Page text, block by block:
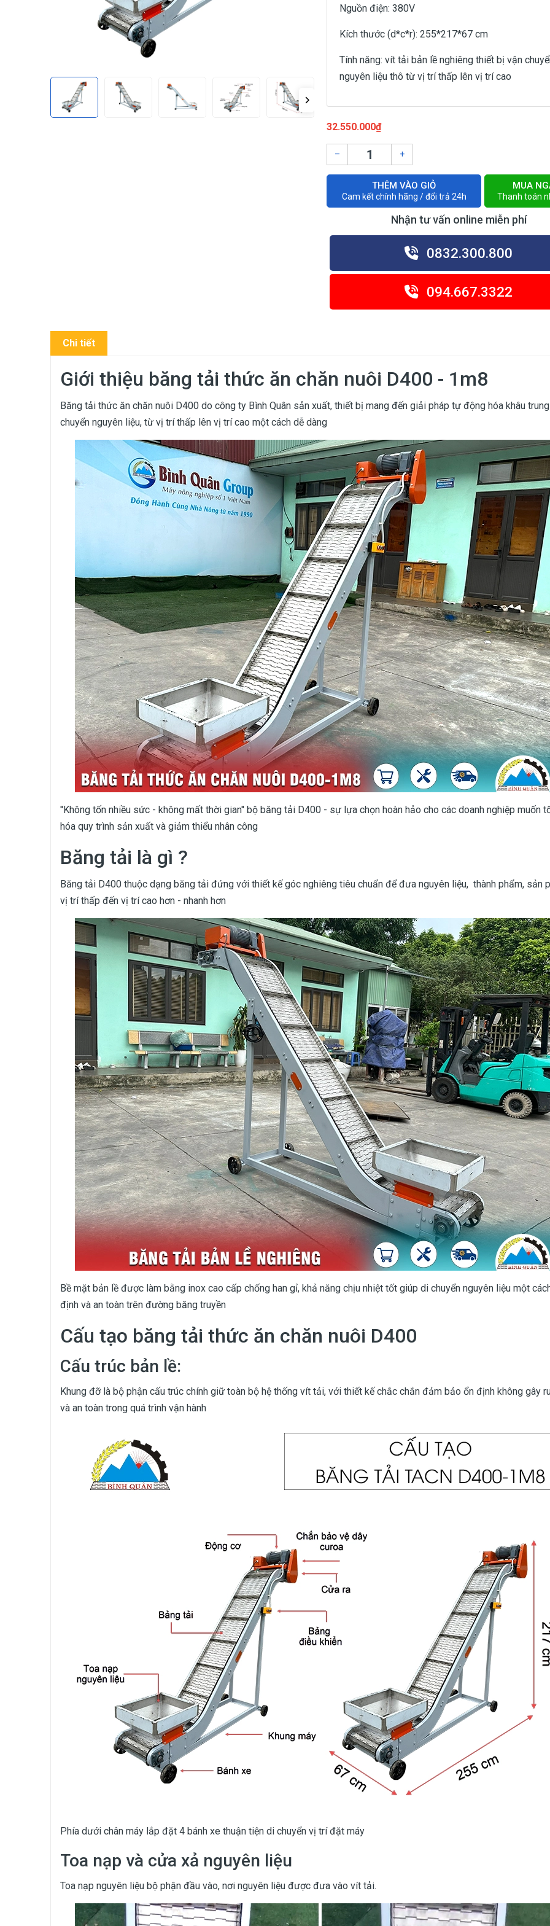
Nguồn điện: 380V
Kích thước (d*c*r): 255*217*67 cm
Tính năng: vít tải bản lề nghiêng thiết bị vận
nguyên liệu thô từ vị trí thấp lên vị trí cao
32.550.000₫
– +
THÊM VÀO GIỎ
Cam kết chính hãng / đổi trả 24h
MUA
Thanh toán
Nhận tư vấn online miễn phí
0832.300.800
094.667.3322
Chi tiết
Giới thiệu băng tải thức ăn chăn nuôi D400 - 1m8
Băng tải thức ăn chăn nuôi D400 do công ty Bình Quân sản xuất, thiết bị mang đến giải pháp tự động hóa khâu trung
chuyển nguyên liệu, từ vị trí thấp lên vị trí cao một cách dễ dàng
''Không tốn nhiều sức - không mất thời gian'' bộ băng tải D400 - sự lựa chọn hoàn hảo cho các doanh nghiệp muốn
hóa quy trình sản xuất và giảm thiểu nhân công
Băng tải là gì ?
Băng tải D400 thuộc dạng băng tải đứng với thiết kế góc nghiêng tiêu chuẩn để đưa nguyên liệu, thành phẩm, sản
vị trí thấp đến vị trí cao hơn - nhanh hơn
Bề mặt bản lề được làm bằng inox cao cấp chống han gỉ, khả năng chịu nhiệt tốt giúp di chuyển nguyên liệu một
định và an toàn trên đường băng truyền
Cấu tạo băng tải thức ăn chăn nuôi D400
Cấu trúc bản lề:
Khung đỡ là bộ phận cấu trúc chính giữ toàn bộ hệ thống vít tải, với thiết kế chắc chắn đảm bảo ổn định không gây
và an toàn trong quá trình vận hành
Phía dưới chân máy lắp đặt 4 bánh xe thuận tiện di chuyển vị trí đặt máy
Toa nạp và cửa xả nguyên liệu
Toa nạp nguyên liệu bộ phận đầu vào, nơi nguyên liệu được đưa vào vít tải.